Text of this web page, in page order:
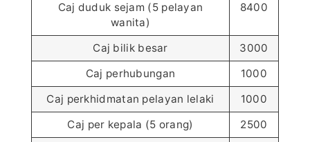
Caj duduk sejam (5 pelayan
wanita)
8400
Caj bilik besar
3000
Caj perhubungan
1000
Caj perkhidmatan pelayan lelaki
1000
Caj per kepala (5 orang)
2500